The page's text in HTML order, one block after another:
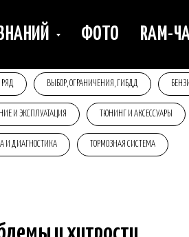
ФОТО RAM-
ВЫБОР, ОГРАНИЧЕНИЯ, ГИБДД
И ЭКСПЛУАТАЦИЯ ТЮНИНГ И АКСЕССУАРЫ
И ДИАГНОСТИКА ТОРМОЗНАЯ СИСТЕМА